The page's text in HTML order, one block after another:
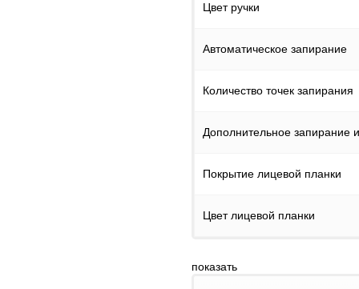
Цвет ручки
Автоматическое запирание
Количество точек запирания
Дополнительное запирание
Покрытие лицевой планки
Цвет лицевой планки
показать